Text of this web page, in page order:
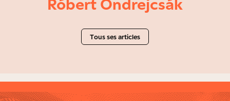
Róbert Ondrejcsák
Tous ses articles